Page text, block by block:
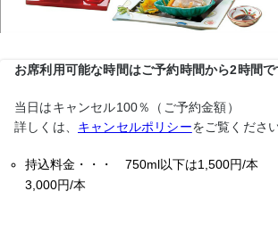
お席利用可能な時間はご予約時間から2時間で
当日はキャンセル100％（ご予約金額）
詳しくは、 キャンセルポリシーをご覧ください
持込料金・・・ 750ml以下は1,500円/本
3,000円/本